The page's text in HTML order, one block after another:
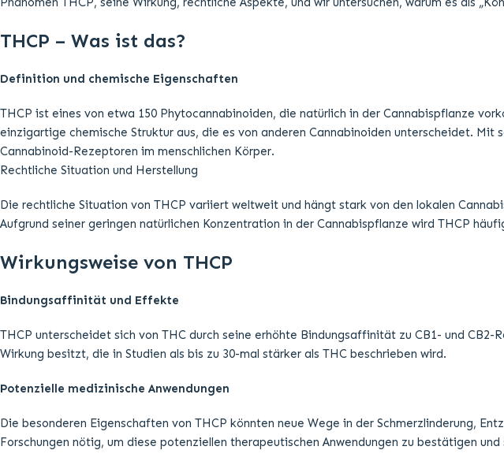
Die rechtliche Situation von THCP variiert weltweit und hängt stark von den lokalen
THCP unterscheidet sich von THC durch seine erhöhte Bindungsaffinität zu CB1- und
Wirkung besitzt, die in Studien als bis zu 30-mal stärker als THC beschrieben wird.
Die besonderen Eigenschaften von THCP könnten neue Wege in der Schmerzlinderung,
Risiken und Nebenwirkungen
Da THCP stärker als THC wirkt, ist es wichtig, potenzielle Nebenwirkungen und Risiken zu
Unterschied zu synthetischen Cannabinoiden
Im Vergleich zu synthetischen Cannabinoiden, die oft als Vollagonisten wirken und
Cannabinoid. Dennoch ist Vorsicht geboten, da es ebenfalls ein potenter Agonist ist.